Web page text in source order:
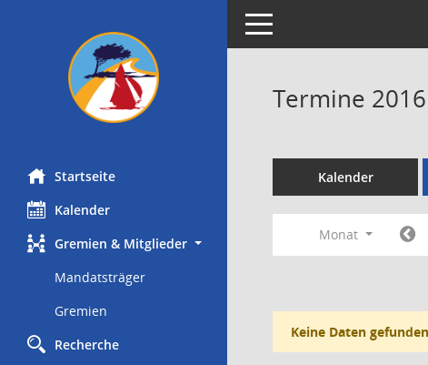
Startseite
Kalender
Gremien & Mitglieder
Mandatsträger
Gremien
Recherche
Toggle navigation
Termine 2016
Kalender
Monat
Keine Daten